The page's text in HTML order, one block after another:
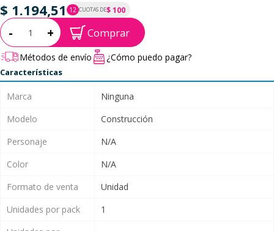
$ 1.194,51 12 CUOTAS DE$ 100
P.T.F. $ 1.195
Cantidad:
- + Comprar
Métodos de envío ¿Cómo puedo pagar?
Características
Marca
Ninguna
Modelo
Construcción
Personaje
N/A
Color
N/A
Formato de venta
Unidad
Unidades por pack
1